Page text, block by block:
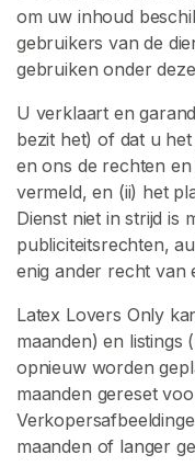
om uw inhoud
gebruikers van de
gebruiken onder
U verklaart en
bezit het) of dat u
en ons de rechten
vermeld, en (ii) het
Dienst niet in strijd is
publiciteitsrechten,
enig ander recht van
Latex Lovers Only
maanden) en listings
opnieuw worden
maanden gereset
maanden of langer